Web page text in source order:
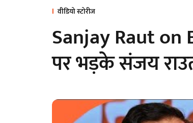
वीडियो स्टोरीज
Sanjay Raut on
पर भड़के संजय